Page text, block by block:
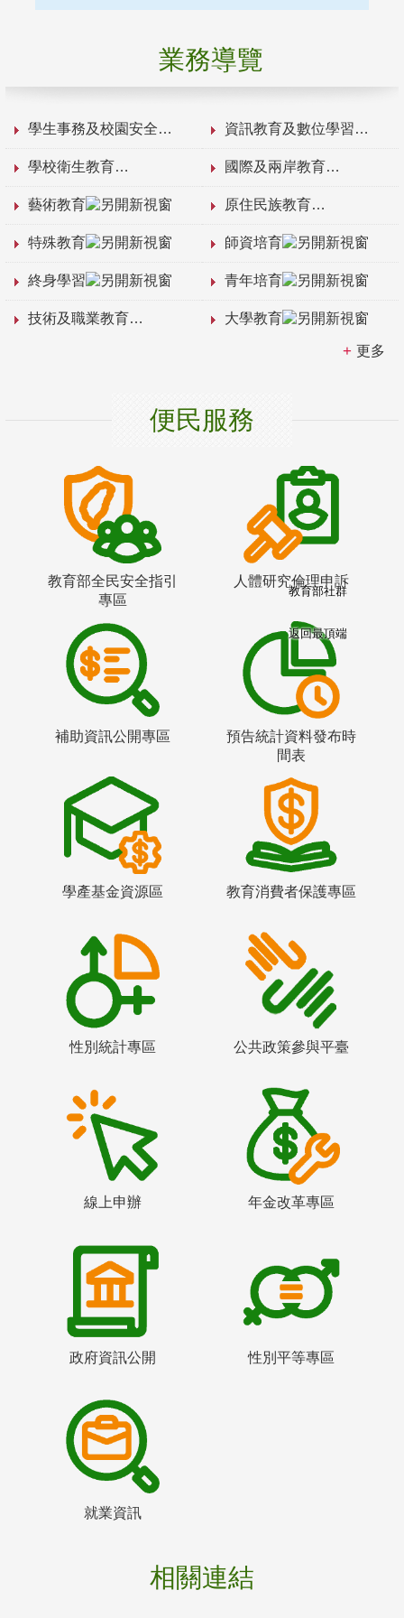
業務導覽
學生事務及校園安全 資訊教育及數位學習
學校衛生教育 國際及兩岸教育
藝術教育 原住民族教育
特殊教育 師資培育
終身學習 青年培育
技術及職業教育 大學教育
更多
便民服務
教育部全民安全指引
專區
人體研究倫理申訴
補助資訊公開專區
預告統計資料發布時
間表
學產基金資源區 教育消費者保護專區
性別統計專區 公共政策參與平臺
線上申辦 年金改革專區
政府資訊公開 性別平等專區
就業資訊
相關連結
教育部社群
返回最頂端